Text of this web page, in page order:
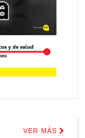
VER MÁS